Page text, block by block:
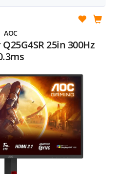
AOC
25in 300Hz